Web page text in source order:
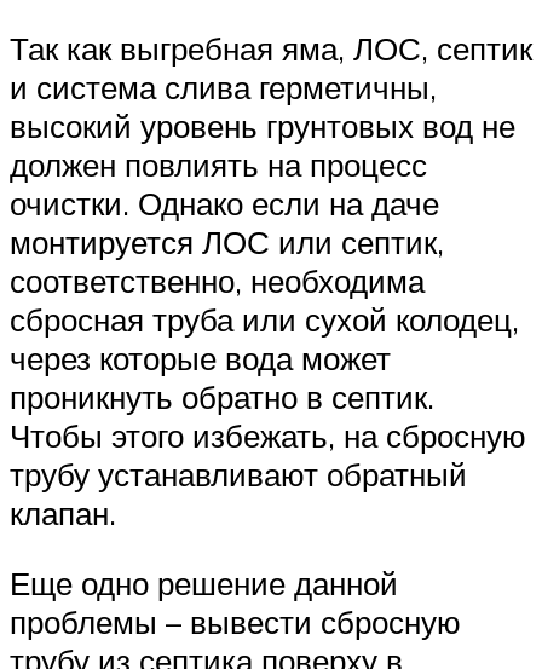
Так как выгребная яма, ЛОС, септик
и система слива герметичны,
высокий уровень грунтовых вод не
должен повлиять на процесс
очистки. Однако если на даче
монтируется ЛОС или септик,
соответственно, необходима
сбросная труба или сухой колодец,
через которые вода может
проникнуть обратно в септик.
Чтобы этого избежать, на сбросную
трубу устанавливают обратный
клапан.
Еще одно решение данной
проблемы – вывести сбросную
трубу из септика поверху в